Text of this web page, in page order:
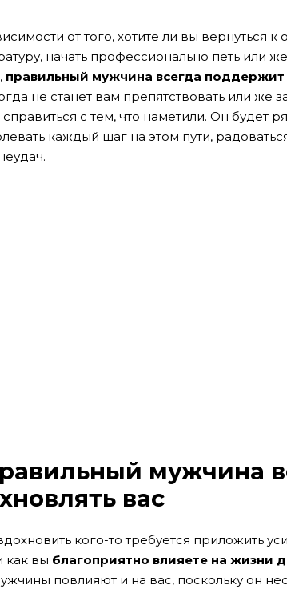
от того, хотите ли вы вернуться к
начать профессионально петь или
правильный мужчина всегда
не станет вам препятствовать или же
справиться с тем, что наметили. Он будет
каждый шаг на этом пути,
мужчина
вас
кого-то требуется приложить
как вы благоприятно влияете на жизни
повлияют и на вас, поскольку он